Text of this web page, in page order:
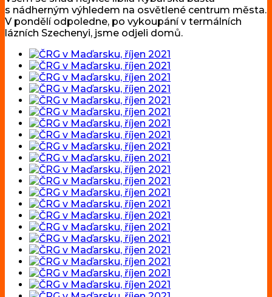
s nádherným výhledem na osvětlené centrum města.
V pondělí odpoledne, po vykoupání v termálních
lázních Szechenyi, jsme odjeli domů.